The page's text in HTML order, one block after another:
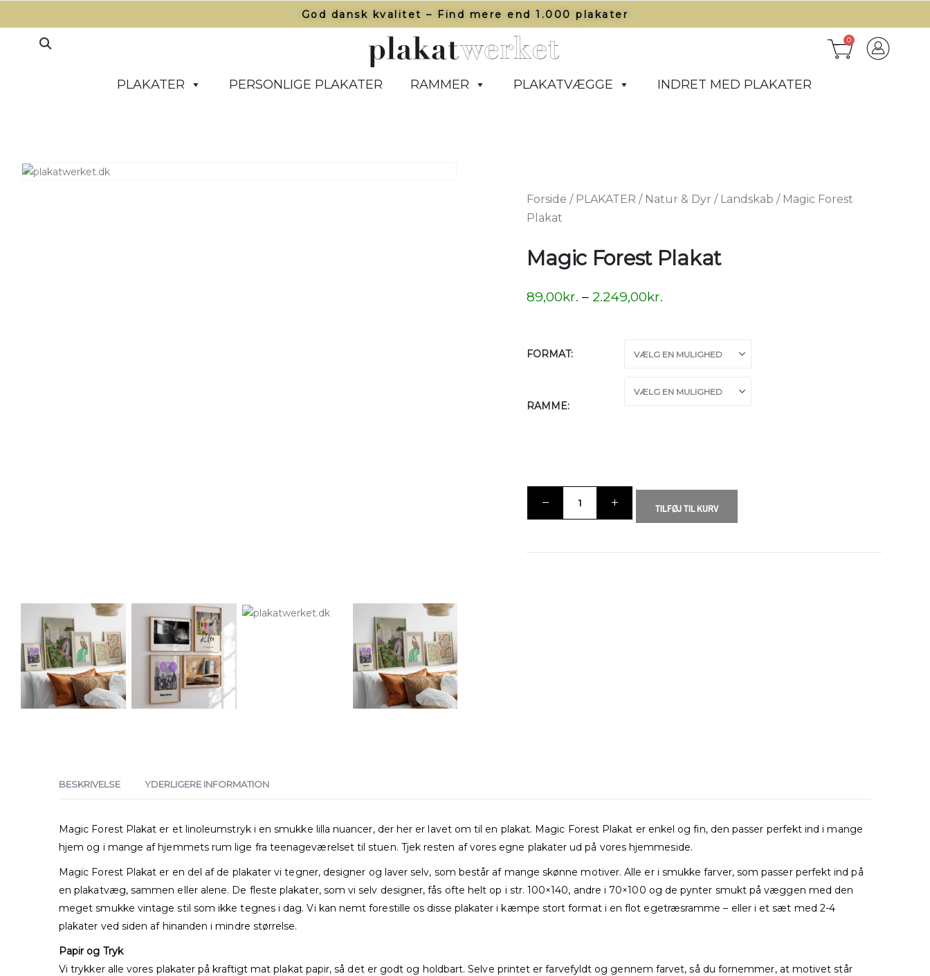
God dansk kvalitet – Find mere end 1.000 plakater​
0
PLAKATER PERSONLIGE PLAKATER RAMMER PLAKATVÆGGE INDRET MED PLAKATER
Forside / PLAKATER / Natur & Dyr / Landskab / Magic Forest
Plakat
Magic Forest Plakat
89,00kr. – 2.249,00kr.
FORMAT
RAMME
TILFØJ TIL KURV
BESKRIVELSE YDERLIGERE INFORMATION
Magic Forest Plakat er et linoleumstryk i en smukke lilla nuancer, der her er lavet om til en plakat. Magic Forest Plakat er enkel og fin, den passer perfekt ind i mange
hjem og i mange af hjemmets rum lige fra teenageværelset til stuen. Tjek resten af vores egne plakater ud på vores hjemmeside.
Magic Forest Plakat er en del af de plakater vi tegner, designer og laver selv, som består af mange skønne motiver. Alle er i smukke farver, som passer perfekt ind på
en plakatvæg, sammen eller alene. De fleste plakater, som vi selv designer, fås ofte helt op i str. 100×140, andre i 70×100 og de pynter smukt på væggen med den
meget smukke vintage stil som ikke tegnes i dag. Vi kan nemt forestille os disse plakater i kæmpe stort format i en flot egetræsramme – eller i et sæt med 2-4
plakater ved siden af hinanden i mindre størrelse.
Papir og Tryk
Vi trykker alle vores plakater på kraftigt mat plakat papir, så det er godt og holdbart. Selve printet er farvefyldt og gennem farvet, så du fornemmer, at motivet står